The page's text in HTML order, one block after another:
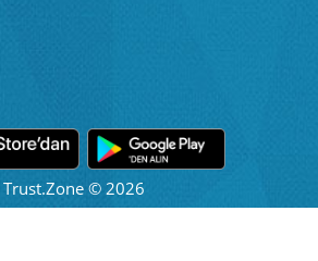
Trust.Zone © 2026